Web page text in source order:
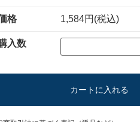
格 1,584円(税込)
入数
カートに入れる